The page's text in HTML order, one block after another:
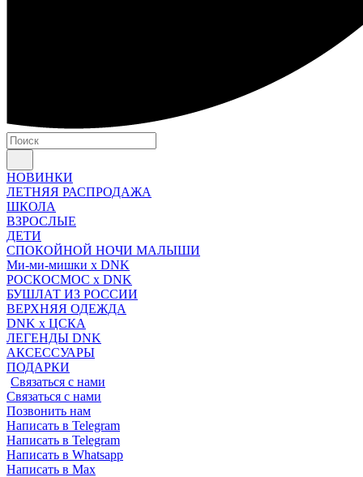
НОВИНКИ
ЛЕТНЯЯ РАСПРОДАЖА
ШКОЛА
ВЗРОСЛЫЕ
ДЕТИ
СПОКОЙНОЙ НОЧИ МАЛЫШИ
Ми-ми-мишки x DNK
РОСКОСМОС x DNK
БУШЛАТ ИЗ РОССИИ
ВЕРХНЯЯ ОДЕЖДА
DNK x ЦСКА
ЛЕГЕНДЫ DNK
АКСЕССУАРЫ
ПОДАРКИ
Связаться с нами
Связаться с нами
Позвонить нам
Написать в Telegram
Написать в Telegram
Написать в Whatsapp
Написать в Max